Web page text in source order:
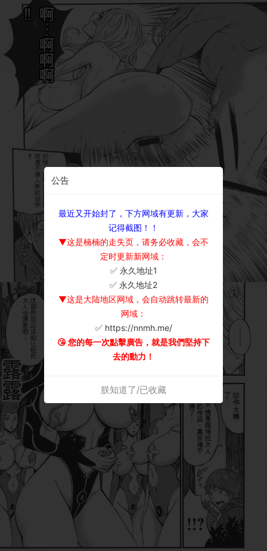
公告
最近又开始封了，下方网域有更新，大家
记得截图！！
▼这是楠楠的走失页，请务必收藏，会不
定时更新新网域：
✅ 永久地址1
✅ 永久地址2
▼这是大陆地区网域，会自动跳转最新的
网域：
✅ https://nnmh.me/
😘 您的每一次點擊廣告，就是我們堅持下
去的動力！
朕知道了/已收藏